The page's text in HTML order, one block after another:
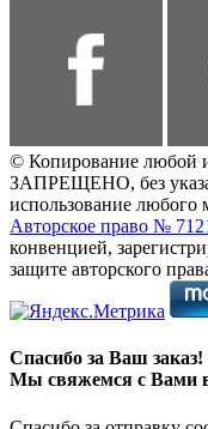
© Копирование любой
ЗАПРЕЩЕНО, без
использование любого
Авторское право №
конвенцией,
защите авторского
Спасибо за Ваш заказ!
Мы свяжемся с Вами